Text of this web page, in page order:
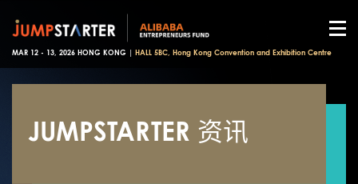
MAR 12 - 13, 2026 HONG KONG | HALL 5BC, Hong Kong Convention and Exhibition Centre
JUMPSTARTER 资讯